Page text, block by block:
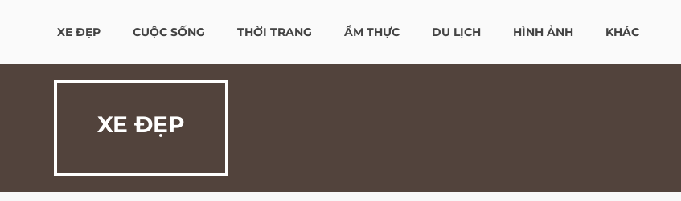
XE ĐẸP CUỘC SỐNG THỜI TRANG ẨM THỰC DU LỊCH HÌNH ẢNH KHÁC
XE ĐẸP